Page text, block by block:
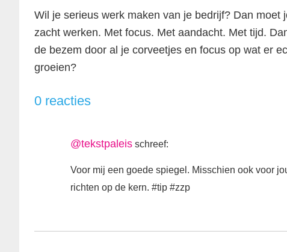
Wil je serieus werk maken van je bedrijf? Dan
zacht werken. Met focus. Met aandacht. Met tijd.
de bezem door al je corveetjes en focus op wat er
groeien?
0 reacties
@tekstpaleis schreef:
Voor mij een goede spiegel. Misschien ook voor
richten op de kern. #tip #zzp